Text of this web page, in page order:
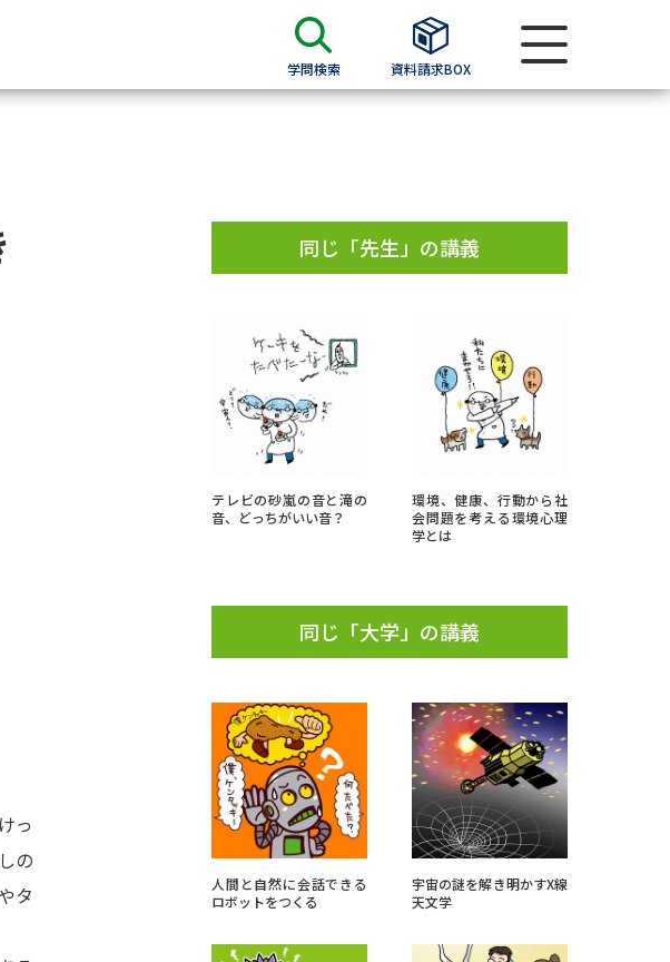
学問検索 資料請求BOX
料種類から請求
・学科パンフ
過去問題集
留学・進学関連、塾・予備校
高等学校卒業程度認定試験
大学検索
容や特徴を調べる
学科特集
国際・グローバルに強い大学特集
集
奨学金・特待生制度特集
デジタルパンフレット
年スタート号特集ページ（高3生用）
っ
の
タ
同じ「先生」の講義
テレビの砂嵐の音と滝の
音、どっちがいい音？
環境、健康、行動から社
会問題を考える環境心理
学とは
同じ「大学」の講義
人間と自然に会話できる
ロボットをつくる
宇宙の謎を解き明かすX線
天文学